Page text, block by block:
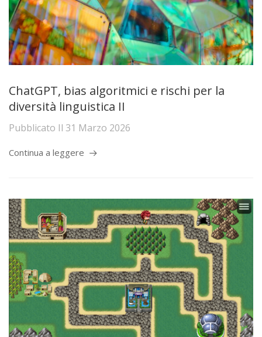
ChatGPT, bias algoritmici e rischi per la
diversità linguistica II
Pubblicato Il 31 Marzo 2026
Continua a leggere